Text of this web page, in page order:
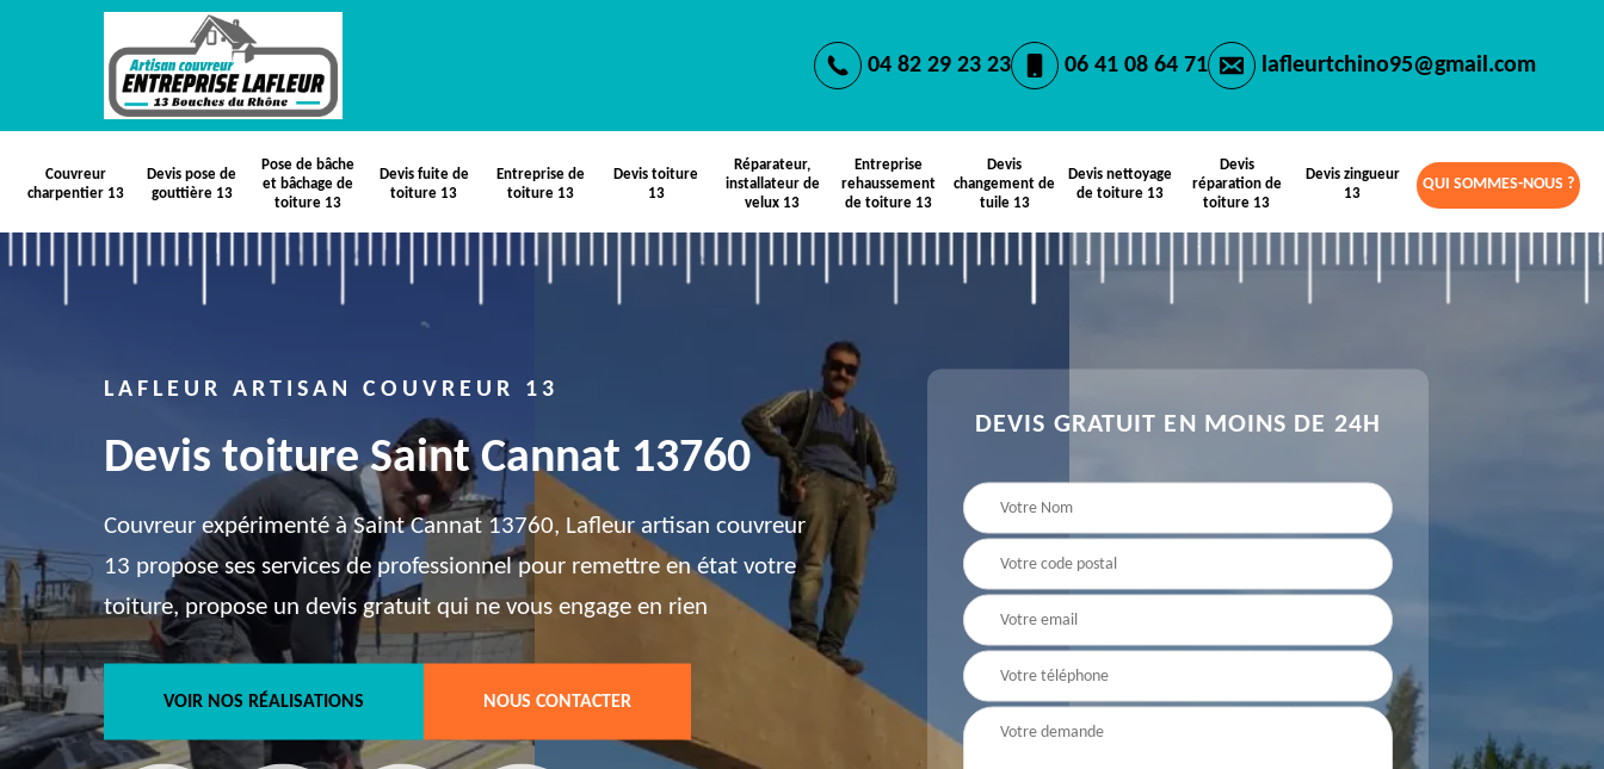
04 82 29 23 23 06 41 08 64 71 lafleurtchino95@gmail.com
Couvreur
charpentier 13
Devis pose de
gouttière 13
Pose de bâche
et bâchage de
toiture 13
Devis fuite de
toiture 13
Entreprise de
toiture 13
Devis toiture
13
Réparateur,
installateur de
velux 13
Entreprise
rehaussement
de toiture 13
Devis
changement de
tuile 13
Devis nettoyage
de toiture 13
Devis
réparation de
toiture 13
Devis zingueur
13
QUI SOMMES-NOUS ?
LAFLEUR ARTISAN COUVREUR 13
Devis toiture Saint Cannat 13760
Couvreur expérimenté à Saint Cannat 13760, Lafleur artisan couvreur
13 propose ses services de professionnel pour remettre en état votre
toiture, propose un devis gratuit qui ne vous engage en rien
VOIR NOS RÉALISATIONS NOUS CONTACTER
DEVIS GRATUIT EN MOINS DE 24H